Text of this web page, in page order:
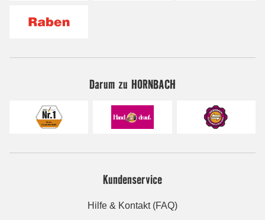
Darum zu HORNBACH
Kundenservice
Hilfe & Kontakt (FAQ)